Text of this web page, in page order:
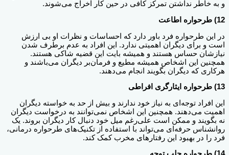
و به خاطر نداشتن تمرکز کافی در حین کار اخراج می‌شوند.
12) طرحواره اطاعت
در این طرحواره فرد باور دارد که احساسات و نظرات او بی ارزش
است و برای دیگران اهمیتی ندارد. این افراد به عدم برطرف شدن
نیازشان حساس هستند و همیشه بایت این قضیه شاکی هستند.
همچنین این اشخاص همیشه مطیع و فرمان‌بر دیگران می‌باشند و
هرکاری که دیگران بگویند انجام می‌دهند.
13) طرحواره ایثارگری افراطی
این افراد توجه‌ای به نیاز خود ندارند و بیش از حد به خواسته دیگران
اهمیت می‌دهند. همچنین این اشخاص نمی‌توانند به درخواست دیگران
نه بگویند و ممکن است علی‌رغم میل خود دنبال کار دیگران بروند. یک
روانشناس حرفه‌ای می‌تواند با استفاده از تکنیک‌های طرحواره درمانی،
فرد را در بهبود این رفتارهای مخرب کمک کند.